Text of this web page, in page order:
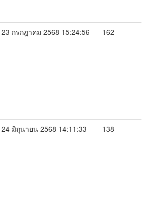
23 กรกฎาคม 2568 15:24:56 162
24 มิถุนายน 2568 14:11:33 138